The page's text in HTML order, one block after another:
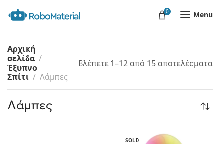
0 Menu
Αρχική
σελίδα
Έξυπνο
Σπίτι
Λάμπες
Βλέπετε 1–12 από 15 αποτελέσματα
Λάμπες
SOLD